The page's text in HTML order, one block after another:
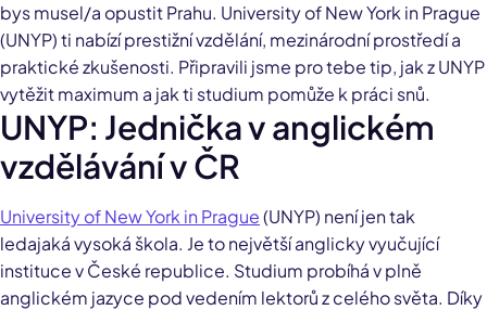
bys musel/a opustit Prahu. University of New York in Prague
(UNYP) ti nabízí prestižní vzdělání, mezinárodní prostředí a
praktické zkušenosti. Připravili jsme pro tebe tip, jak z UNYP
vytěžit maximum a jak ti studium pomůže k práci snů.
UNYP: Jednička v anglickém
vzdělávání v ČR
University of New York in Prague(UNYP) není jen tak
ledajaká vysoká škola. Je to největší anglicky vyučující
instituce v České republice. Studium probíhá v plně
anglickém jazyce pod vedením lektorů z celého světa. Díky